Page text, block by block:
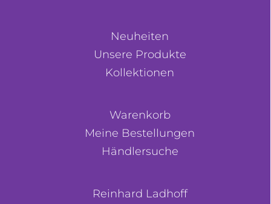
Neuheiten
Unsere Produkte
Kollektionen
Warenkorb
Meine Bestellungen
Händlersuche
Reinhard Ladhoff